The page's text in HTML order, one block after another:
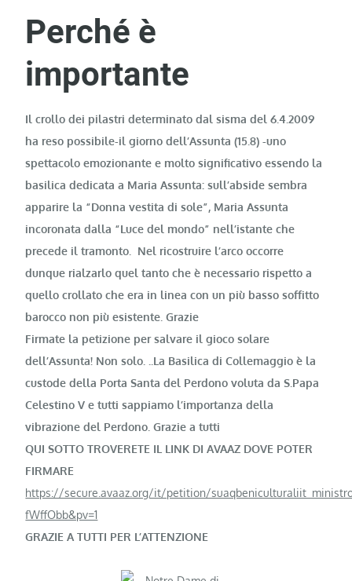
Perché è
importante
Il crollo dei pilastri determinato dal sisma del 6.4.2009
ha reso possibile-il giorno dell’Assunta (15.8) -uno
spettacolo emozionante e molto significativo essendo la
basilica dedicata a Maria Assunta: sull’abside sembra
apparire la “Donna vestita di sole”, Maria Assunta
incoronata dalla “Luce del mondo” nell’istante che
precede il tramonto. Nel ricostruire l’arco occorre
dunque rialzarlo quel tanto che è necessario rispetto a
quello crollato che era in linea con un più basso soffitto
barocco non più esistente. Grazie
Firmate la petizione per salvare il gioco solare
dell’Assunta! Non solo. ..La Basilica di Collemaggio è la
custode della Porta Santa del Perdono voluta da S.Papa
Celestino V e tutti sappiamo l’importanza della
vibrazione del Perdono. Grazie a tutti
QUI SOTTO TROVERETE IL LINK DI AVAAZ DOVE POTER
FIRMARE
https://secure.avaaz.org/it/petition/
fWffObb&pv=1
GRAZIE A TUTTI PER L’ATTENZIONE